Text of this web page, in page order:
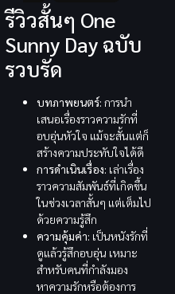
รีวิวสั้นๆ One
Sunny Day ฉบับ
รวบรัด
บทภาพยนตร์: การนำ
เสนอเรื่องราวความรักที่
อบอุ่นหัวใจ แม้จะสั้นแต่ก็
สร้างความประทับใจได้ดี
การดำเนินเรื่อง: เล่าเรื่อง
ราวความสัมพันธ์ที่เกิดขึ้น
ในช่วงเวลาสั้นๆ แต่เต็มไป
ด้วยความรู้สึก
ความคุ้มค่า: เป็นหนังรักที่
ดูแล้วรู้สึกอบอุ่น เหมาะ
สำหรับคนที่กำลังมอง
หาความรักหรือต้องการ